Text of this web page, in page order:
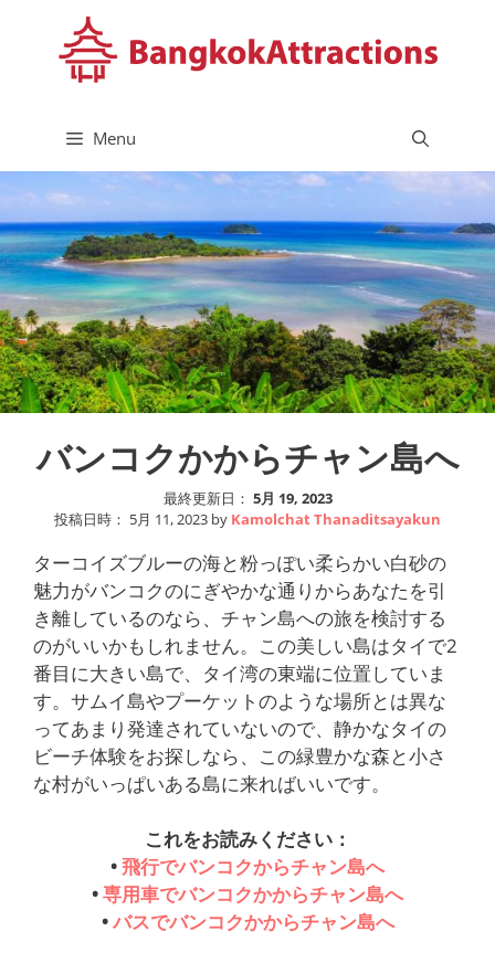
ス
ッ
プ
Menu
バンコクかからチャン島へ
最終更新日： 5月 19, 2023
投稿日時： 5月 11, 2023 by Kamolchat Thanaditsayakun
ターコイズブルーの海と粉っぽい柔らかい白砂の
魅力がバンコクのにぎやかな通りからあなたを引
き離しているのなら、チャン島への旅を検討する
のがいいかもしれません。この美しい島はタイで2
番目に大きい島で、タイ湾の東端に位置していま
す。サムイ島やプーケットのような場所とは異な
ってあまり発達されていないので、静かなタイの
ビーチ体験をお探しなら、この緑豊かな森と小さ
な村がいっぱいある島に来ればいいです。
これをお読みください：
•飛行でバンコクからチャン島へ
•専用車でバンコクかからチャン島へ
•バスでバンコクかからチャン島へ